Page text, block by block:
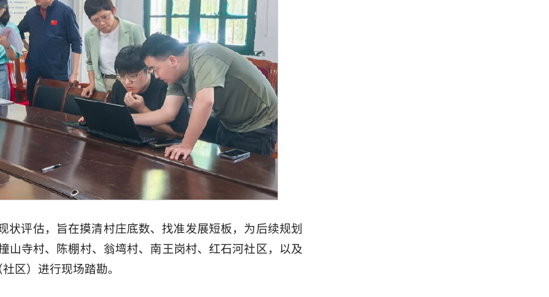
状评估，旨在摸清村庄底数、找准发展短板，为后续规划
山寺村、陈棚村、翁塆村、南王岗村、红石河社区，以及
区）进行现场踏勘。